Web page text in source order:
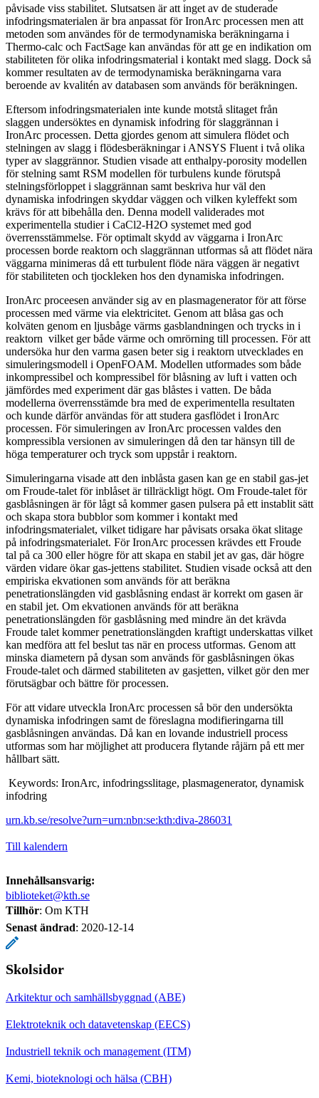
påvisade viss stabilitet. Slutsatsen är att inget av de studerade
infodringsmaterialen är bra anpassat för IronArc processen men att
metoden som användes för de termodynamiska beräkningarna i
Thermo-calc och FactSage kan användas för att ge en indikation om
stabiliteten för olika infodringsmaterial i kontakt med slagg. Dock så
kommer resultaten av de termodynamiska beräkningarna vara
beroende av kvalitén av databasen som används för beräkningen.
Eftersom infodringsmaterialen inte kunde motstå slitaget från
slaggen undersöktes en dynamisk infodring för slaggrännan i
IronArc processen. Detta gjordes genom att simulera flödet och
stelningen av slagg i flödesberäkningar i ANSYS Fluent i två olika
typer av slaggrännor. Studien visade att enthalpy-porosity modellen
för stelning samt RSM modellen för turbulens kunde förutspå
stelningsförloppet i slaggrännan samt beskriva hur väl den
dynamiska infodringen skyddar väggen och vilken kyleffekt som
krävs för att bibehålla den. Denna modell validerades mot
experimentella studier i CaCl2-H2O systemet med god
överrensstämmelse. För optimalt skydd av väggarna i IronArc
processen borde reaktorn och slaggrännan utformas så att flödet nära
väggarna minimeras då ett turbulent flöde nära väggen är negativt
för stabiliteten och tjockleken hos den dynamiska infodringen.
IronArc proceesen använder sig av en plasmagenerator för att förse
processen med värme via elektricitet. Genom att blåsa gas och
kolväten genom en ljusbåge värms gasblandningen och trycks in i
reaktorn vilket ger både värme och omrörning till processen. För att
undersöka hur den varma gasen beter sig i reaktorn utvecklades en
simuleringsmodell i OpenFOAM. Modellen utformades som både
inkompressibel och kompressibel för blåsning av luft i vatten och
jämfördes med experiment där gas blåstes i vatten. De båda
modellerna överrensstämde bra med de experimentella resultaten
och kunde därför användas för att studera gasflödet i IronArc
processen. För simuleringen av IronArc processen valdes den
kompressibla versionen av simuleringen då den tar hänsyn till de
höga temperaturer och tryck som uppstår i reaktorn.
Simuleringarna visade att den inblåsta gasen kan ge en stabil gas-jet
om Froude-talet för inblåset är tillräckligt högt. Om Froude-talet för
gasblåsningen är för lågt så kommer gasen pulsera på ett instablit sätt
och skapa stora bubblor som kommer i kontakt med
infodringsmaterialet, vilket tidigare har påvisats orsaka ökat slitage
på infodringsmaterialet. För IronArc processen krävdes ett Froude
tal på ca 300 eller högre för att skapa en stabil jet av gas, där högre
värden vidare ökar gas-jettens stabilitet. Studien visade också att den
empiriska ekvationen som används för att beräkna
penetrationslängden vid gasblåsning endast är korrekt om gasen är
en stabil jet. Om ekvationen används för att beräkna
penetrationslängden för gasblåsning med mindre än det krävda
Froude talet kommer penetrationslängden kraftigt underskattas vilket
kan medföra att fel beslut tas när en process utformas. Genom att
minska diametern på dysan som används för gasblåsningen ökas
Froude-talet och därmed stabiliteten av gasjetten, vilket gör den mer
förutsägbar och bättre för processen.
För att vidare utveckla IronArc processen så bör den undersökta
dynamiska infodringen samt de föreslagna modifieringarna till
gasblåsningen användas. Då kan en lovande industriell process
utformas som har möjlighet att producera flytande råjärn på ett mer
hållbart sätt.
Keywords: IronArc, infodringsslitage, plasmagenerator, dynamisk
infodring
urn.kb.se/resolve?urn=urn:nbn:se:kth:diva-286031
Till kalendern
Innehållsansvarig:
biblioteket@kth.se
Tillhör: Om KTH
Senast ändrad: 2020-12-14
Skolsidor
Arkitektur och samhällsbyggnad (ABE)
Elektroteknik och datavetenskap (EECS)
Industriell teknik och management (ITM)
Kemi, bioteknologi och hälsa (CBH)